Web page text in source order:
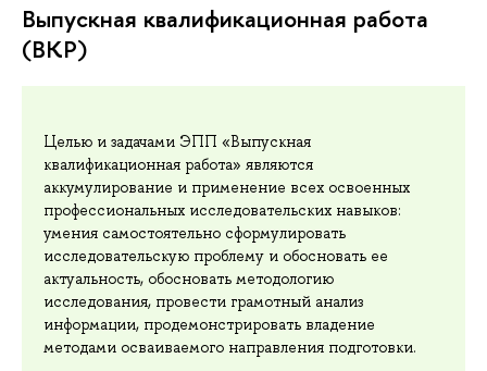
Выпускная квалификационная работа
(ВКР)
Целью и задачами ЭПП «Выпускная
квалификационная работа» являются
аккумулирование и применение всех освоенных
профессиональных исследовательских навыков:
умения самостоятельно сформулировать
исследовательскую проблему и обосновать ее
актуальность, обосновать методологию
исследования, провести грамотный анализ
информации, продемонстрировать владение
методами осваиваемого направления подготовки.